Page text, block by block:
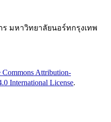
ร มหาวิทยาลัยนอร์ทกรุงเทพ
Commons Attribution-
International License.